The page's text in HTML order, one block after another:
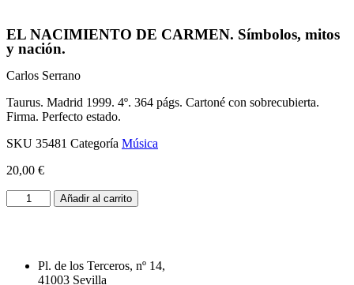
EL NACIMIENTO DE CARMEN. Símbolos, mitos
y nación.
Carlos Serrano
Taurus. Madrid 1999. 4º. 364 págs. Cartoné con sobrecubierta.
Firma. Perfecto estado.
SKU 35481 Categoría Música
20,00 €
NACIMIENTO
mitos
Añadir al carrito
Pl. de los Terceros, nº 14,
41003 Sevilla